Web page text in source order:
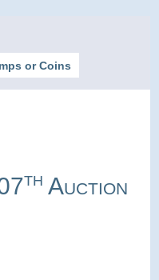
or Coins
th Auction